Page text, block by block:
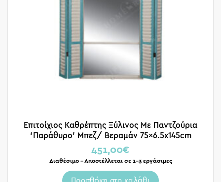
Επιτοίχιος Καθρέπτης Ξύλινος Με Παντζούρια
‘Παράθυρο’ Μπεζ/ Βεραμάν 75×6.5x145cm
451,00€
Διαθέσιμο – Αποστέλλεται σε 1-3 εργάσιμες
Προσθήκη στο καλάθι